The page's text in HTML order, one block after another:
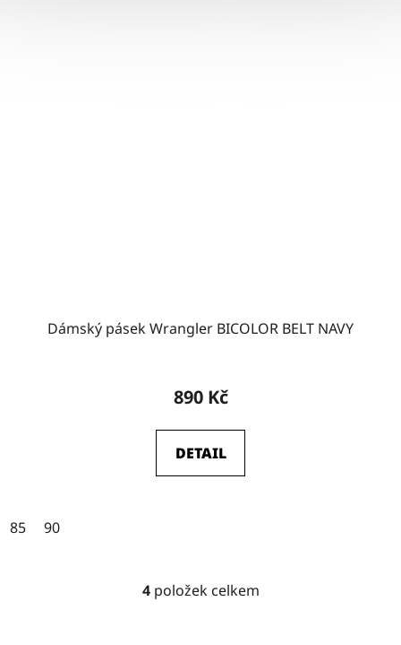
Dámský pásek Wrangler BICOLOR BELT NAVY
890 Kč
DETAIL
85 90
O
4položek celkem